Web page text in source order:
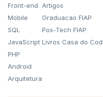
Front-end
Mobile
SQL
JavaScript
PHP
Android
Arquitetura
Artigos
Graduacao FIAP
Pos-Tech FIAP
Livros Casa do